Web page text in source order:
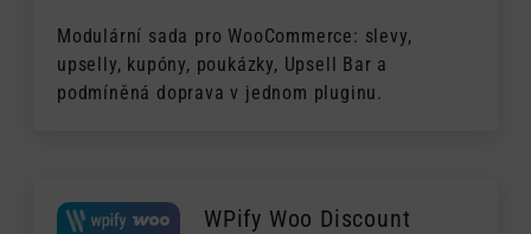
Modulární sada pro WooCommerce: slevy,
upselly, kupóny, poukázky, Upsell Bar a
podmíněná doprava v jednom pluginu.
WPify Woo Discount